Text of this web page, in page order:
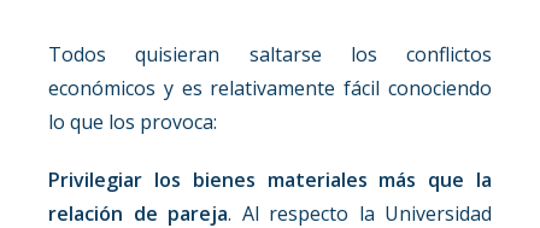
Todos quisieran saltarse los conflictos
económicos y es relativamente fácil conociendo
lo que los provoca:
Privilegiar los bienes materiales más que la
relación de pareja. Al respecto la Universidad